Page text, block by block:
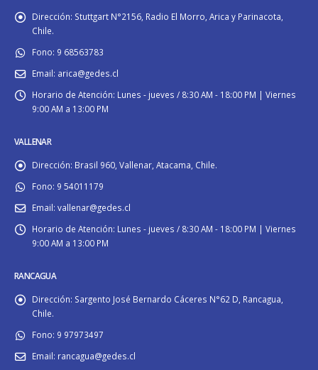
Dirección: Stuttgart N°2156, Radio El Morro, Arica y Parinacota,
Chile.
Fono: 9 68563783
Email: arica@gedes.cl
Horario de Atención: Lunes - jueves / 8:30 AM - 18:00 PM | Viernes
9:00 AM a 13:00 PM
VALLENAR
Dirección: Brasil 960, Vallenar, Atacama, Chile.
Fono: 9 54011179
Email: vallenar@gedes.cl
Horario de Atención: Lunes - jueves / 8:30 AM - 18:00 PM | Viernes
9:00 AM a 13:00 PM
RANCAGUA
Dirección: Sargento José Bernardo Cáceres N°62 D, Rancagua,
Chile.
Fono: 9 97973497
Email: rancagua@gedes.cl